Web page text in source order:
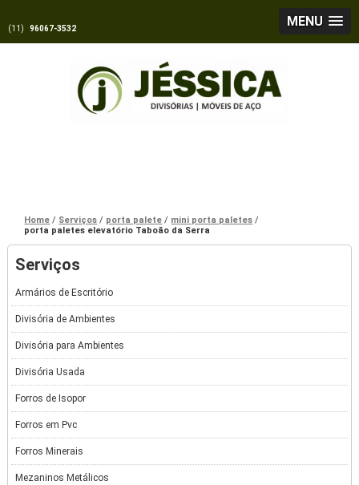
MENU
(11) 96067-3532
Home Serviços porta palete
mini porta paletes
porta paletes elevatório Taboão da Serra
Serviços
Armários de Escritório
Divisória de Ambientes
Divisória para Ambientes
Divisória Usada
Forros de Isopor
Forros em Pvc
Forros Minerais
Mezaninos Metálicos